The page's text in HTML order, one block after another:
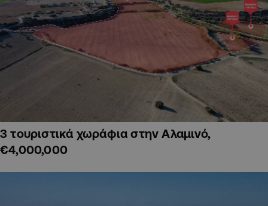
3 τουριστικά χωράφια στην Αλαμινό,
€4,000,000